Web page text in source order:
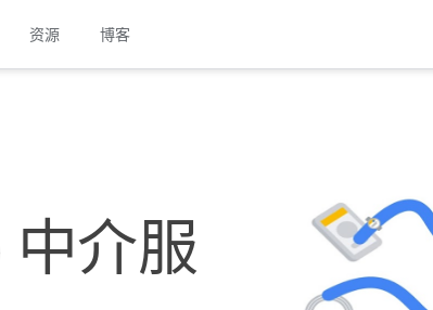
资源 博客
介服